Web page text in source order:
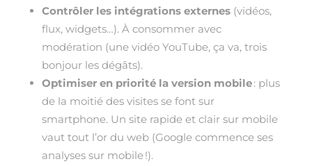
Contrôler les intégrations externes(vidéos,
flux, widgets…). À consommer avec
modération (une vidéo YouTube, ça va, trois
bonjour les dégâts).
Optimiser en priorité la version mobile: plus
de la moitié des visites se font sur
smartphone. Un site rapide et clair sur mobile
vaut tout l’or du web (Google commence ses
analyses sur mobile !).